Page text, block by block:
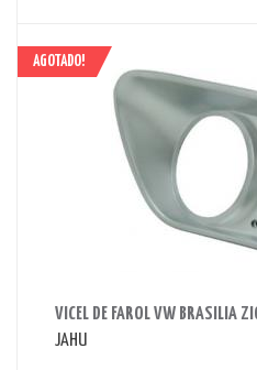
AGOTADO!
VICEL DE FAROL VW BRASILIA
JAHU